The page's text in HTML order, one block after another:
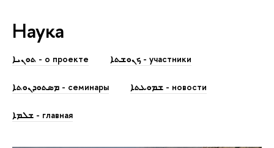
Наука
ܬܘܢܝܐ - о проекте ܟܢܘܫܬܐ - участники
ܡܣܬܘܕܢܘܬܐ - семинары ܫܡܘܥܬܐ - новости
ܫܠܡܐ - главная